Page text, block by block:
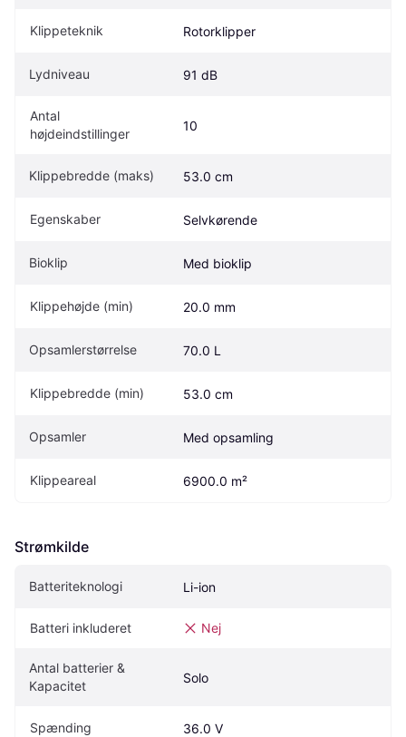
Klippeteknik Rotorklipper
Lydniveau 91 dB
Antal
højdeindstillinger
10
Klippebredde (maks) 53.0 cm
Egenskaber Selvkørende
Bioklip Med bioklip
Klippehøjde (min) 20.0 mm
Opsamlerstørrelse 70.0 L
Klippebredde (min) 53.0 cm
Opsamler Med opsamling
Klippeareal 6900.0 m²
Strømkilde
Batteriteknologi Li-ion
Batteri inkluderet Nej
Antal batterier &
Kapacitet
Solo
Spænding 36.0 V